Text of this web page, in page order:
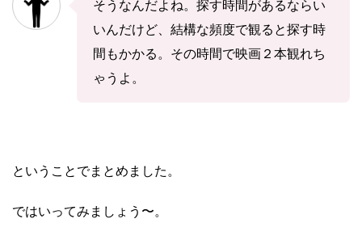
そうなんだよね。探す時間があるならい
いんだけど、結構な頻度で観ると探す時
間もかかる。その時間で映画２本観れち
ゃうよ。
ということでまとめました。
ではいってみましょう〜。